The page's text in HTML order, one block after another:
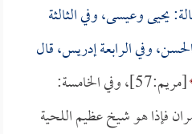
يحيى وعيسى، وفي الثالثة
وفي الرابعة إدريس، قال
[مريم:57]، وفي الخامسة:
فإذا هو شيخ عظيم اللحية